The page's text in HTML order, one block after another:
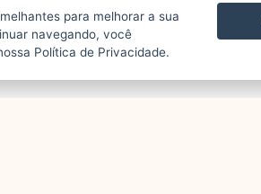
para melhorar a sua
navegando, você
Política de Privacidade.